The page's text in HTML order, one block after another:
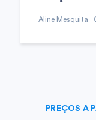
Aline Mesquita
PREÇOS A